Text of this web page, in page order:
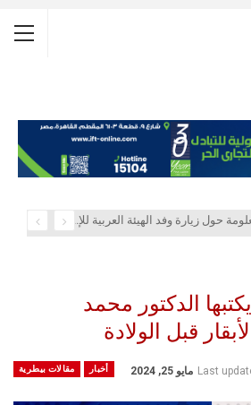
16 معلومة حول زيارة وفد الهيئة العربية للإستثمار والإنماء الزراعي إلي السعودية
الدكتور محمد
قبل الولادة
أخبار مقالات بيطرية Last مايو 25, 2024